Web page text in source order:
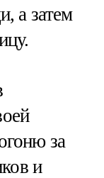
а затем
за
и